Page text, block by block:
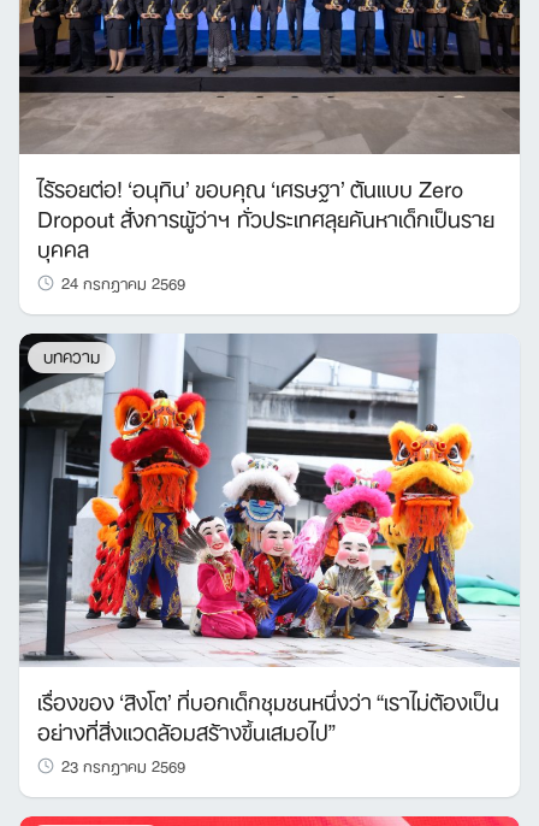
ไร้รอยต่อ! ‘อนุทิน’ ขอบคุณ ‘เศรษฐา’ ต้นแบบ Zero
Dropout สั่งการผู้ว่าฯ ทั่วประเทศลุยค้นหาเด็กเป็นราย
บุคคล
24 กรกฎาคม 2569
บทความ
เรื่องของ ‘สิงโต’ ที่บอกเด็กชุมชนหนึ่งว่า “เราไม่ต้องเป็น
อย่างที่สิ่งแวดล้อมสร้างขึ้นเสมอไป”
23 กรกฎาคม 2569